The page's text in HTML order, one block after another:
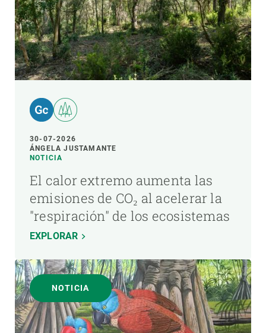
30-07-2026
ÁNGELA JUSTAMANTE
NOTICIA
El calor extremo aumenta las
emisiones de CO₂ al acelerar la
"respiración" de los ecosistemas
EXPLORAR
NOTICIA